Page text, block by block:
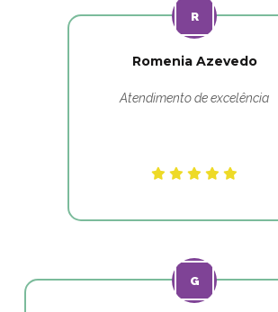
Romenia Azevedo
Atendimento de excelência